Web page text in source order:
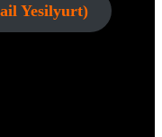
Yesilyurt)